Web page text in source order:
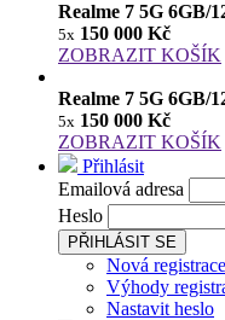
Realme 7 5G 6GB/
5x 150 000 Kč
ZOBRAZIT KOŠÍK
Realme 7 5G 6GB/
5x 150 000 Kč
ZOBRAZIT KOŠÍK
Přihlásit
Emailová adresa
Heslo
PŘIHLÁSIT SE
Nová registrace
Výhody
Nastavit heslo